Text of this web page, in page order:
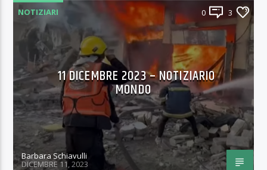
NOTIZIARI 0 3
11 DICEMBRE 2023 – NOTIZIARIO
MONDO
Barbara Schiavulli
DICEMBRE 11, 2023